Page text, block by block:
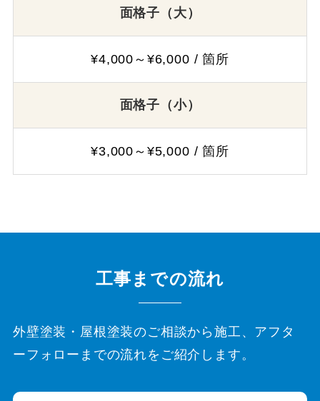
面格子（大）
¥4,000～¥6,000 / 箇所
面格子（小）
¥3,000～¥5,000 / 箇所
工事までの流れ
外壁塗装・屋根塗装のご相談から施工、アフタ
ーフォローまでの流れをご紹介します。